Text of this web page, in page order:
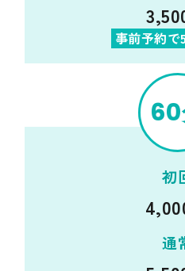
事前予約で
初
通